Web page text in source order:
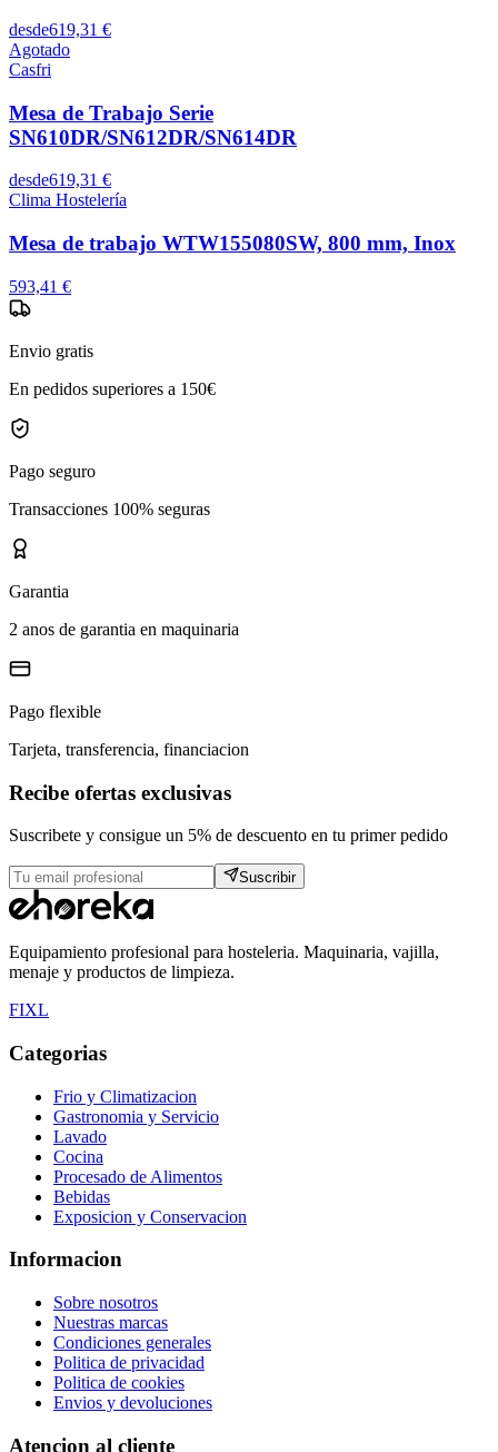
desde619,31 €
Agotado
Casfri
Mesa de Trabajo Serie
SN610DR/SN612DR/SN614DR
desde619,31 €
Clima Hostelería
Mesa de trabajo WTW155080SW, 800 mm, Inox
593,41 €
Envio gratis
En pedidos superiores a 150€
Pago seguro
Transacciones 100% seguras
Garantia
2 anos de garantia en maquinaria
Pago flexible
Tarjeta, transferencia, financiacion
Recibe ofertas exclusivas
Suscribete y consigue un 5% de descuento en tu primer pedido
Suscribir
Equipamiento profesional para hosteleria. Maquinaria, vajilla,
menaje y productos de limpieza.
FIXL
Categorias
Frio y Climatizacion
Gastronomia y Servicio
Lavado
Cocina
Procesado de Alimentos
Bebidas
Exposicion y Conservacion
Informacion
Sobre nosotros
Nuestras marcas
Condiciones generales
Politica de privacidad
Politica de cookies
Envios y devoluciones
Atencion al cliente